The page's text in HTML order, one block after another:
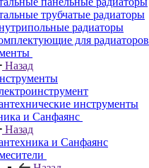
трубчатые радиаторы
радиаторы
для радиаторов
Назад
инструменты
и Санфаянс
Назад
и Санфаянс